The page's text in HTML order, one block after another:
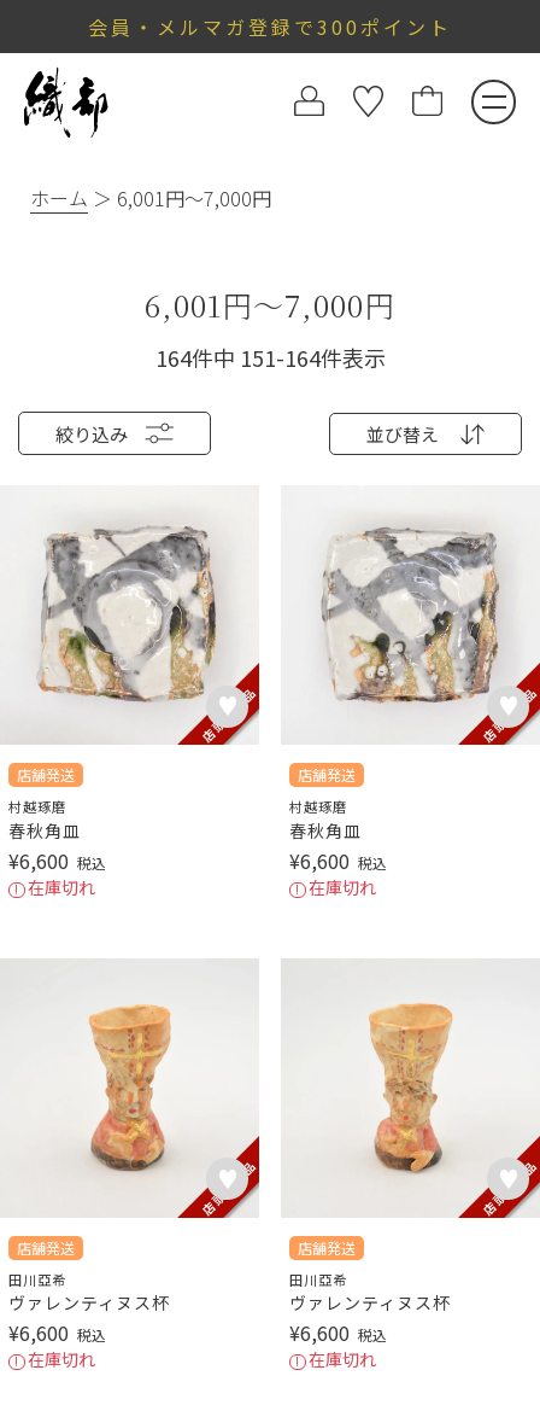
会員・メルマガ登録で300ポイント
ホーム 6,001円～7,000円
6,001円～7,000円
絞り込み 並び替え
164件中 151-164件表示
店舗発送
村越琢磨
春秋角皿
¥6,600 税込
在庫切れ
店舗発送
村越琢磨
春秋角皿
¥6,600 税込
在庫切れ
店舗発送
田川亞希
ヴァレンティヌス杯
¥6,600 税込
在庫切れ
店舗発送
田川亞希
ヴァレンティヌス杯
¥6,600 税込
在庫切れ